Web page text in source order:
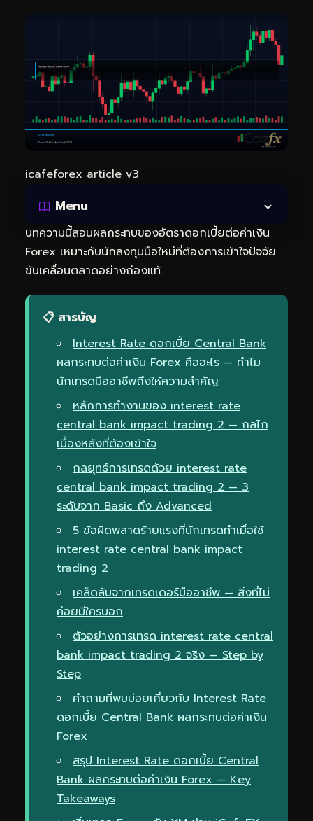
icafeforex article v3
Menu
บทความนี้สอนผลกระทบของอัตราดอกเบี้ยต่อค่าเงิน
Forex เหมาะกับนักลงทุนมือใหม่ที่ต้องการเข้าใจปัจจัย
ขับเคลื่อนตลาดอย่างถ่องแท้.
📋 สารบัญ
Interest Rate ดอกเบี้ย Central Bank
ผลกระทบต่อค่าเงิน Forex คืออะไร — ทำไม
นักเทรดมืออาชีพถึงให้ความสำคัญ
หลักการทำงานของ interest rate
central bank impact trading 2 — กลไก
เบื้องหลังที่ต้องเข้าใจ
กลยุทธ์การเทรดด้วย interest rate
central bank impact trading 2 — 3
ระดับจาก Basic ถึง Advanced
5 ข้อผิดพลาดร้ายแรงที่นักเทรดทำเมื่อใช้
interest rate central bank impact
trading 2
เคล็ดลับจากเทรดเดอร์มืออาชีพ — สิ่งที่ไม่
ค่อยมีใครบอก
ตัวอย่างการเทรด interest rate central
bank impact trading 2 จริง — Step by
Step
คำถามที่พบบ่อยเกี่ยวกับ Interest Rate
ดอกเบี้ย Central Bank ผลกระทบต่อค่าเงิน
Forex
สรุป Interest Rate ดอกเบี้ย Central
Bank ผลกระทบต่อค่าเงิน Forex — Key
Takeaways